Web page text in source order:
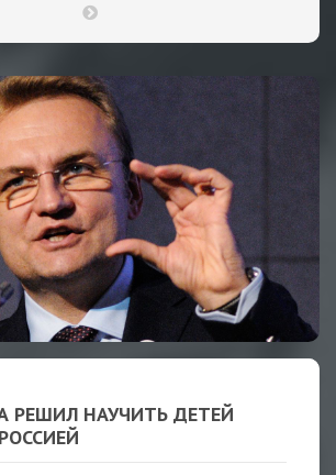
РЕШИЛ НАУЧИТЬ ДЕТЕЙ